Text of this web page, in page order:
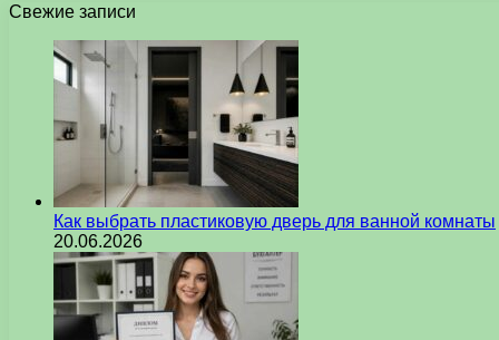
Свежие записи
Как выбрать пластиковую дверь для ванной комнаты
20.06.2026